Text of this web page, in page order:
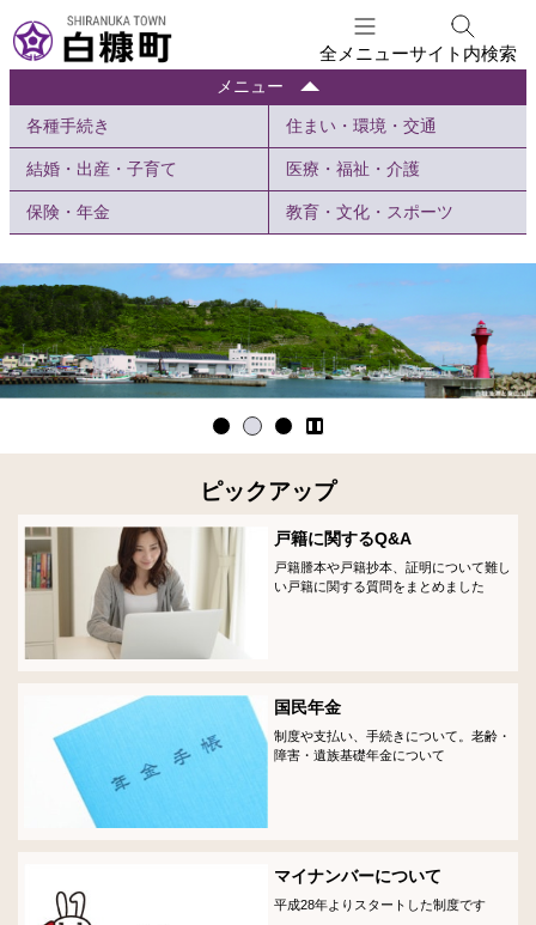
文
へ
全メニューサイト内検索
暮
ら
情
メニュー
各種手続き 住まい・環境・交通
結婚・出産・子育て 医療・福祉・介護
保険・年金 教育・文化・スポーツ
暮
ら
し
情
イ
メ
ー
ジ
ピックアップ
戸籍に関するQ&A
戸籍謄本や戸籍抄本、証明について難し
い戸籍に関する質問をまとめました
国民年金
制度や支払い、手続きについて。老齢・
障害・遺族基礎年金について
マイナンバーについて
平成28年よりスタートした制度です